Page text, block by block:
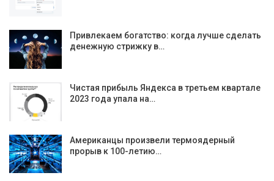
Привлекаем богатство: когда лучше сделать
денежную стрижку в…
Чистая прибыль Яндекса в третьем квартале
2023 года упала на…
Американцы произвели термоядерный
прорыв к 100-летию…